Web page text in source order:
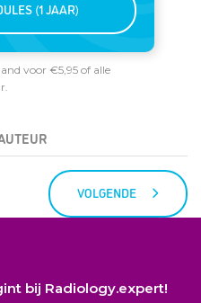
(1 JAAR)
voor €5,95 of alle
VOLGENDE
bij Radiology.expert!